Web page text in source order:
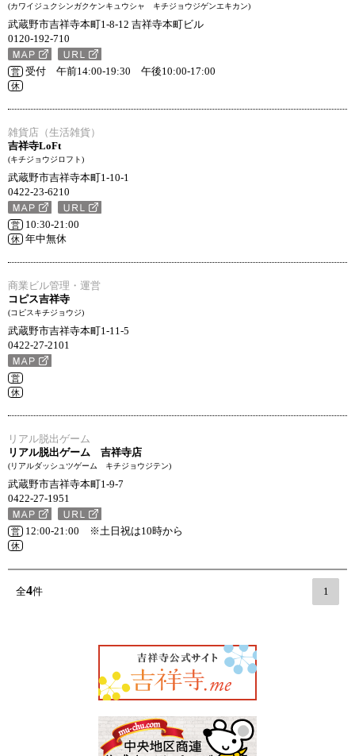
(カワイジュクシンガクケンキュウシャ キチジョウジゲンエキカン)
武蔵野市吉祥寺本町1-8-12 吉祥寺本町ビル
0120-192-710
営 受付 午前14:00-19:30 午後10:00-17:00
休
雑貨店（生活雑貨）
吉祥寺LoFt
(キチジョウジロフト)
武蔵野市吉祥寺本町1-10-1
0422-23-6210
営 10:30-21:00
休 年中無休
商業ビル管理・運営
コピス吉祥寺
(コピスキチジョウジ)
武蔵野市吉祥寺本町1-11-5
0422-27-2101
営
休
リアル脱出ゲーム
リアル脱出ゲーム 吉祥寺店
(リアルダッシュツゲーム キチジョウジテン)
武蔵野市吉祥寺本町1-9-7
0422-27-1951
営 12:00-21:00 ※土日祝は10時から
休
全4件 1